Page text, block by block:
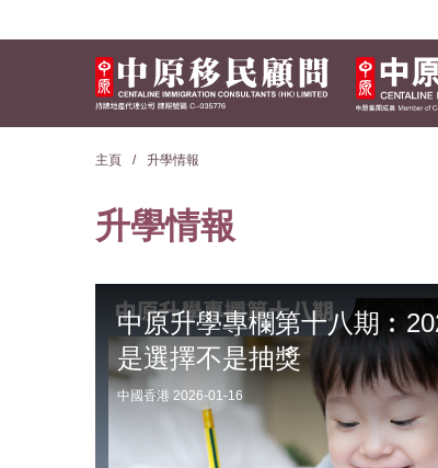
關於我們
移民資訊
熱門活動
最新情報
主頁 升學情報
升學情報
中原升學專欄第十八期
是選擇不是抽獎
中國香港 2026-01-16